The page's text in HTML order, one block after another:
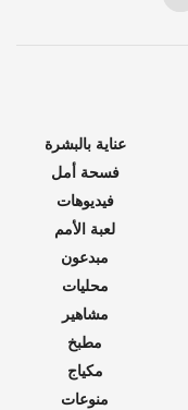
عناية بالبشرة
فسحة أمل
فيديوهات
لعبة الأمم
مبدعون
محليات
مشاهير
مطبخ
مكياج
منوعات